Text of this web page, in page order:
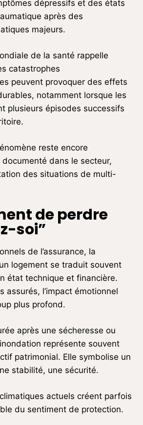
dépressifs et des états
après des
majeurs.
de la santé rappelle
catastrophes
peuvent provoquer des effets
notamment lorsque les
plusieurs épisodes successifs
reste encore
dans le secteur,
des situations de multi-
de perdre
soi”
de l’assurance, la
logement se traduit souvent
état technique et financière.
assurés, l’impact émotionnel
plus profond.
après une sécheresse ou
représente souvent
patrimonial. Elle symbolise un
stabilité, une sécurité.
actuels créent parfois
du sentiment de protection.